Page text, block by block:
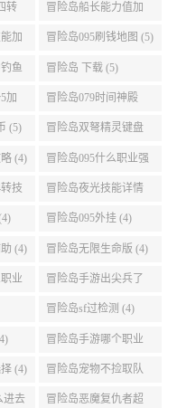
转 冒险岛船长能力值加
点 (5)
加 冒险岛095刷钱地图 (5)
鱼 冒险岛 下载 (5)
加 冒险岛079时间神殿
999任务 (5)
(5) 冒险岛双弩精灵键盘
设置 (5)
(4) 冒险岛095什么职业强
(4)
技 冒险岛夜光技能详情
(4)
冒险岛095外挂 (4)
(4) 冒险岛无限生命版 (4)
业 冒险岛手游出尖兵了
吗 (4)
冒险岛sf过检测 (4)
冒险岛手游哪个职业
厉害 (4)
(4) 冒险岛宠物不捡取队
友的东西 (4)
进去 冒险岛恶魔复仇者超